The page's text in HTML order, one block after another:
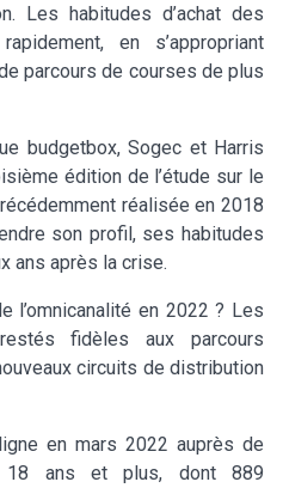
Les habitudes d’achat des
en s’appropriant
parcours de courses de plus
budgetbox, Sogec et Harris
édition de l’étude sur le
réalisée en 2018
son profil, ses habitudes
ans après la crise.
l’omnicanalité en 2022 ? Les
fidèles aux parcours
circuits de distribution
en mars 2022 auprès de
18 ans et plus, dont 889